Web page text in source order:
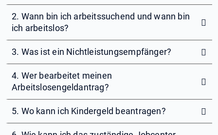
2. Wann bin ich arbeitssuchend und wann bin
ich arbeitslos?
3. Was ist ein Nichtleistungsempfänger?
4. Wer bearbeitet meinen
Arbeitslosengeldantrag?
5. Wo kann ich Kindergeld beantragen?